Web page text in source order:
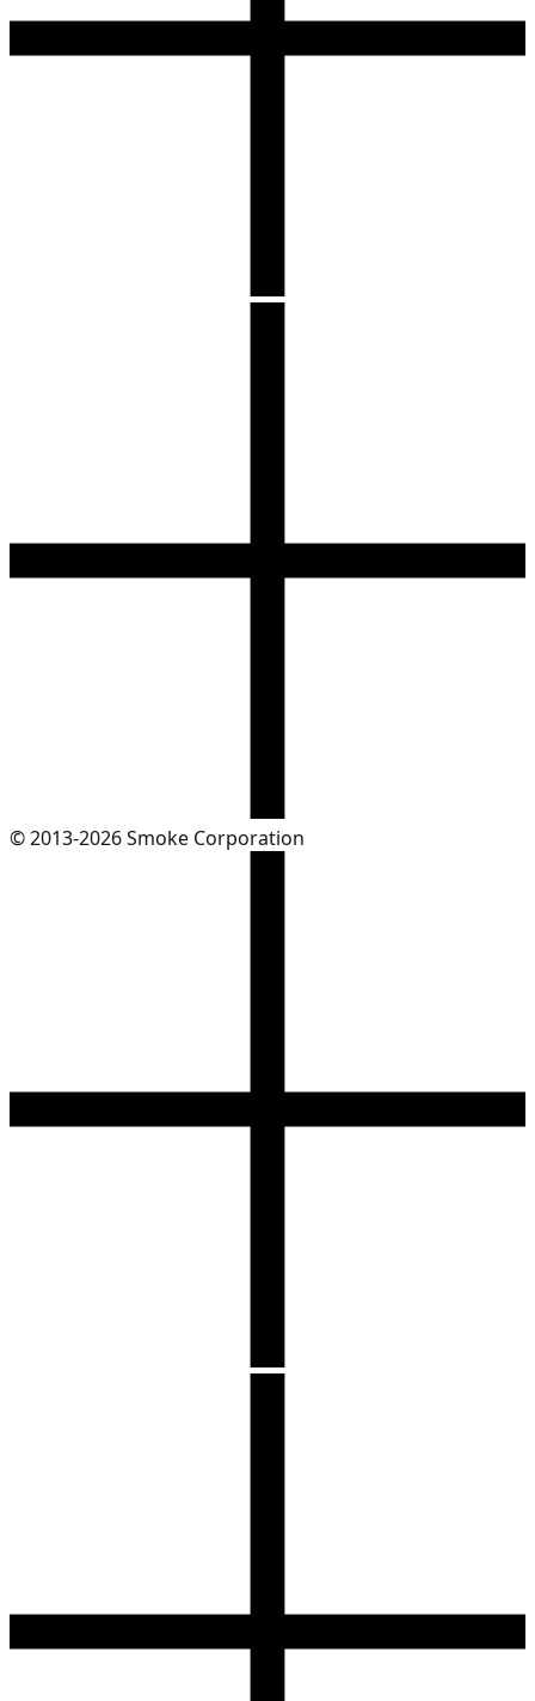
© 2013-2026 Smoke Corporation